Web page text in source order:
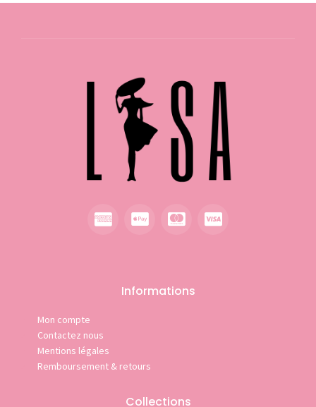
Informations
Mon compte
Contactez nous
Mentions légales
Remboursement & retours
Collections